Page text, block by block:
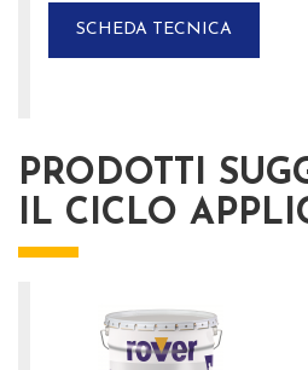
SCHEDA TECNICA
PRODOTTI
IL CICLO